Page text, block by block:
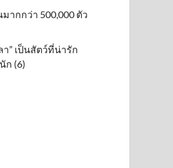
ากกว่า 500,000 ตัว
” เป็นสัตว์ที่น่ารัก
ก (6)